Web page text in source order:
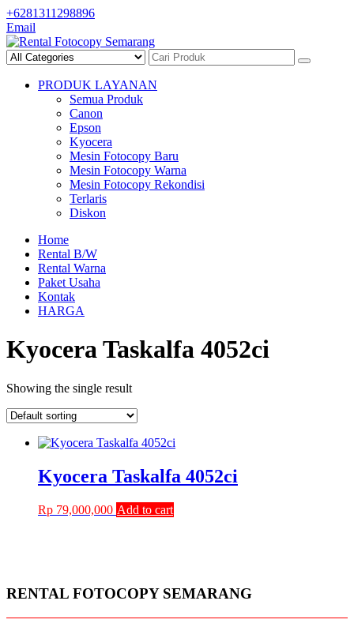
Skip
to
content
+6281311298896
Email
PRODUK LAYANAN
Semua Produk
Canon
Epson
Kyocera
Mesin Fotocopy Baru
Mesin Fotocopy Warna
Mesin Fotocopy Rekondisi
Terlaris
Diskon
Home
Rental B/W
Rental Warna
Paket Usaha
Kontak
HARGA
Kyocera Taskalfa 4052ci
Showing the single result
Kyocera Taskalfa 4052ci
Rp 79,000,000 Add to cart
RENTAL FOTOCOPY SEMARANG